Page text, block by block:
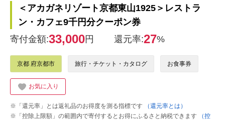
＜アカガネリゾート京都東山1925＞レストラ
ン・カフェ9千円分クーポン券
寄付金額:33,000円 還元率:27%
京都 府京都市 旅行・チケット・カタログ お食事券
お気に入り
※「還元率」とは返礼品のお得度を測る指標です
（還元率とは）
※「控除上限額」の範囲内で寄付するとお得にふるさと納税できます
（控